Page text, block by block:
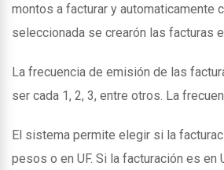
montos a facturar y automaticamente
seleccionada se crearón las facturas
La frecuencia de emisión de las
ser cada 1, 2, 3, entre otros. La
El sistema permite elegir si la
pesos o en UF. Si la facturación es en